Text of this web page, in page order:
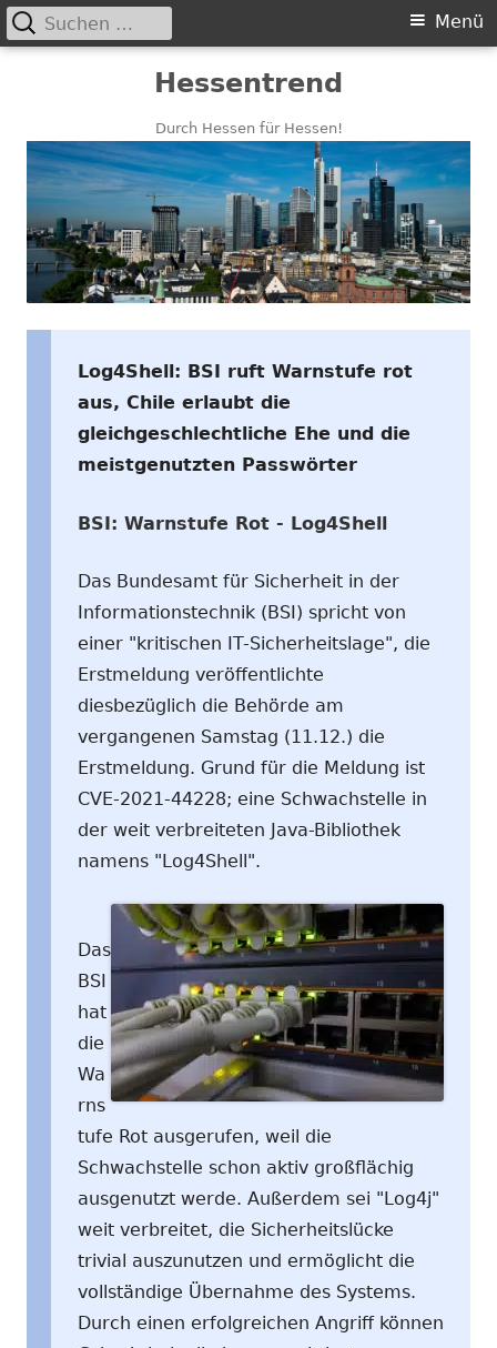
Hessentrend
Durch Hessen für Hessen!
Primäres
Menü
Suchen
nach:
Log4Shell: BSI ruft Warnstufe rot
aus, Chile erlaubt die
gleichgeschlechtliche Ehe und die
meistgenutzten Passwörter
BSI: Warnstufe Rot - Log4Shell
Das Bundesamt für Sicherheit in der
Informationstechnik (BSI) spricht von
einer "kritischen IT-Sicherheitslage", die
Erstmeldung veröffentlichte
diesbezüglich die Behörde am
vergangenen Samstag (11.12.) die
Erstmeldung. Grund für die Meldung ist
CVE-2021-44228; eine Schwachstelle in
der weit verbreiteten Java-Bibliothek
namens "Log4Shell".
Das
BSI
hat
die
Wa
rns
tufe Rot ausgerufen, weil die
Schwachstelle schon aktiv großflächig
ausgenutzt werde. Außerdem sei "Log4j"
weit verbreitet, die Sicherheitslücke
trivial auszunutzen und ermöglicht die
vollständige Übernahme des Systems.
Durch einen erfolgreichen Angriff können